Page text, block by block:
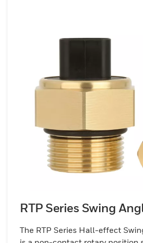
RTP Series Swing
The RTP Series Hall-effect